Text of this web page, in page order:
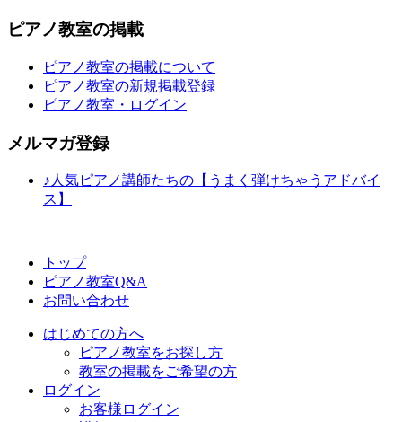
ピアノ教室の掲載
ピアノ教室の掲載について
ピアノ教室の新規掲載登録
ピアノ教室・ログイン
メルマガ登録
♪人気ピアノ講師たちの【うまく弾けちゃうアドバイ
ス】
トップ
ピアノ教室Q&A
お問い合わせ
はじめての方へ
ピアノ教室をお探し方
教室の掲載をご希望の方
ログイン
お客様ログイン